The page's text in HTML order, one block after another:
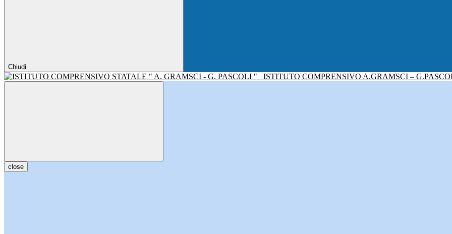
Chiudi
ISTITUTO COMPRENSIVO A.GRAMSCI –
close